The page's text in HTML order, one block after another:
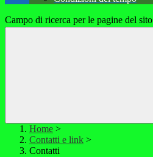
Campo di ricerca per le pagine del sito
Home >
Contatti e link >
Contatti